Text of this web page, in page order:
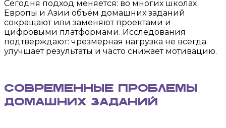
Сегодня подход меняется: во многих школах
Европы и Азии объём домашних заданий
сокращают или заменяют проектами и
цифровыми платформами. Исследования
подтверждают: чрезмерная нагрузка не всегда
улучшает результаты и часто снижает мотивацию.
Современные проблемы
домашних заданий